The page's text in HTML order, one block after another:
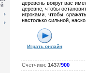
деревень вокруг вас
деревне, чтобы
игроками, чтобы
настолько сильной,
Играть онлайн
Счетчики: 1437/900